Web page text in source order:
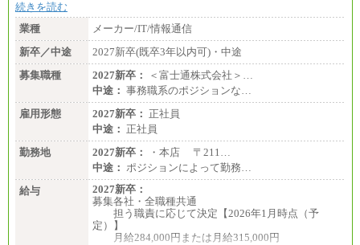
続きを読む
業種
メーカー/IT/情報通信
新卒／中途
2027新卒(既卒3年以内可)・中途
募集職種
2027新卒：
＜富士通株式会社＞…
中途： 事務職系のポジションな…
雇用形態
2027新卒： 正社員
中途： 正社員
勤務地
2027新卒：
・本店 〒211…
中途： ポジションによって勤務…
給与
2027新卒：
募集各社・全職種共通
担う職責に応じて決定【2026年1月時点（予
定）】
月給284,000円または月給315,000円